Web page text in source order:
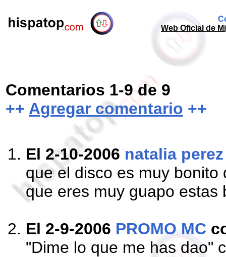
Web Oficial de
Comentarios 1-9 de 9
++ Agregar comentario ++
El 2-10-2006 natalia
que el disco es muy
que eres muy guapo estas
El 2-9-2006 PROMO MC
"Dime lo que me has dao"